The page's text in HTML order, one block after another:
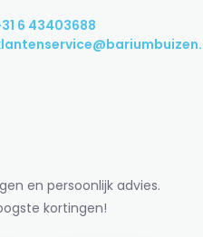
6 43403688
en persoonlijk advies.
kortingen!